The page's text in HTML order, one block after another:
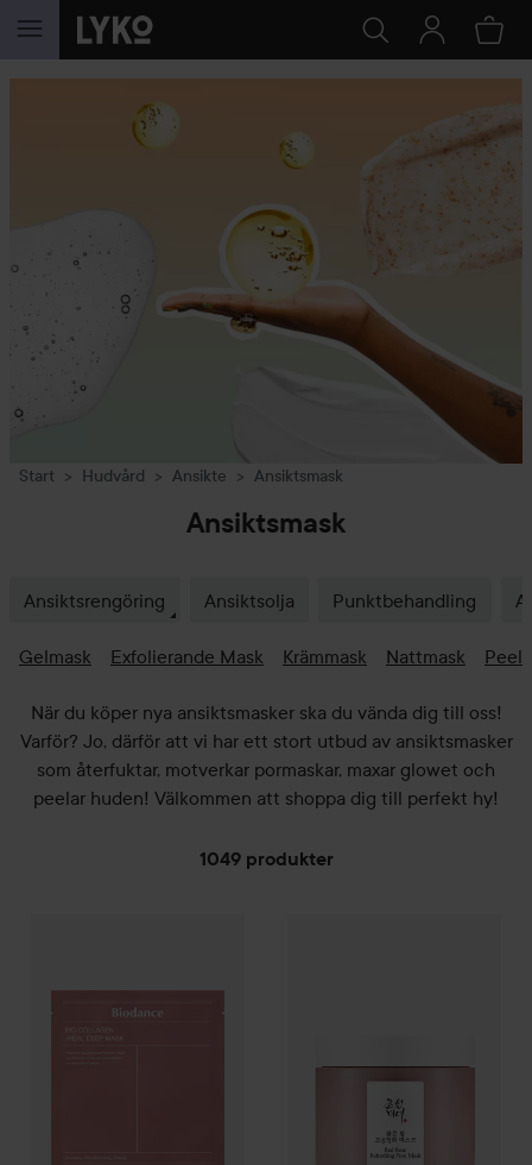
HOPPA TILL INNEHÅLLET
Start Hudvård Ansikte Ansiktsmask
Ansiktsmask
Ansiktsrengöring Ansiktsolja Punktbehandling
Gelmask Exfolierande Mask Krämmask Nattmask Peel
När du köper nya ansiktsmasker ska du vända dig till oss!
Varför? Jo, därför att vi har ett stort utbud av ansiktsmasker
som återfuktar, motverkar pormaskar, maxar glowet och
peelar huden! Välkommen att shoppa dig till perfekt hy!
1049 produkter